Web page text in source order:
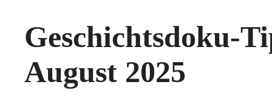
August 2025